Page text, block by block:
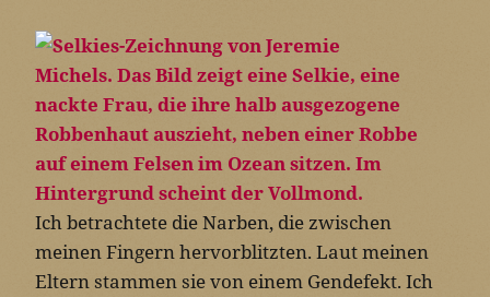
Ich betrachtete die Narben, die zwischen
meinen Fingern hervorblitzten. Laut meinen
Eltern stammen sie von einem Gendefekt. Ich